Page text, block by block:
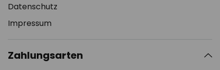
Datenschutz
Impressum
Zahlungsarten